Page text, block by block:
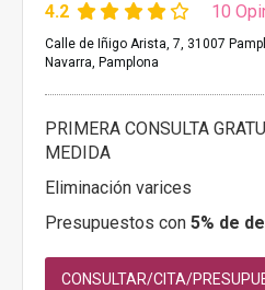
4.2 10
Calle de Iñigo Arista, 7, 31007
Navarra, Pamplona
PRIMERA CONSULTA
MEDIDA
Eliminación varices
Presupuestos con 5% de
CONSULTAR/CITA/